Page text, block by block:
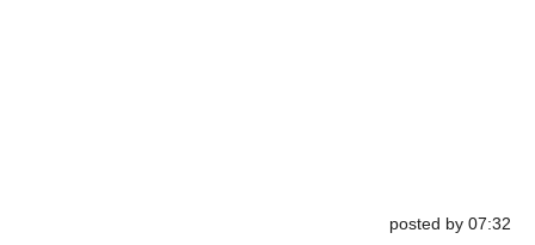
posted by 07:32